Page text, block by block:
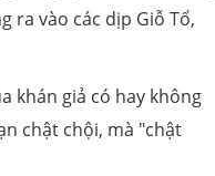
ra vào các dịp Giỗ Tổ,
khán giả có hay không
chật chội, mà "chật